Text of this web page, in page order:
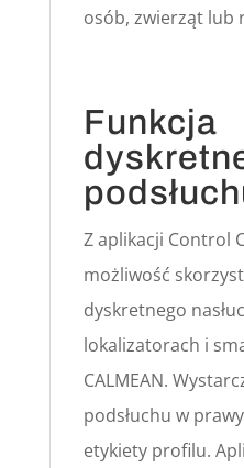
osób, zwierząt lub
Funkcja
Z aplikacji Control
możliwość
dyskretnego
lokalizatorach i
CALMEAN.
podsłuchu w
etykiety profilu.